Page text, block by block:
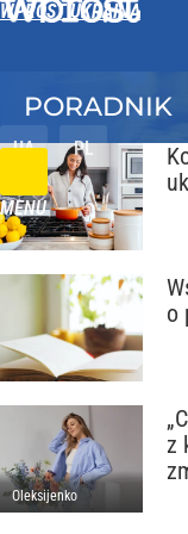
WPROST UKRAINA
UA PL
MENU
PORADNIK
o
Oleksijenko
z